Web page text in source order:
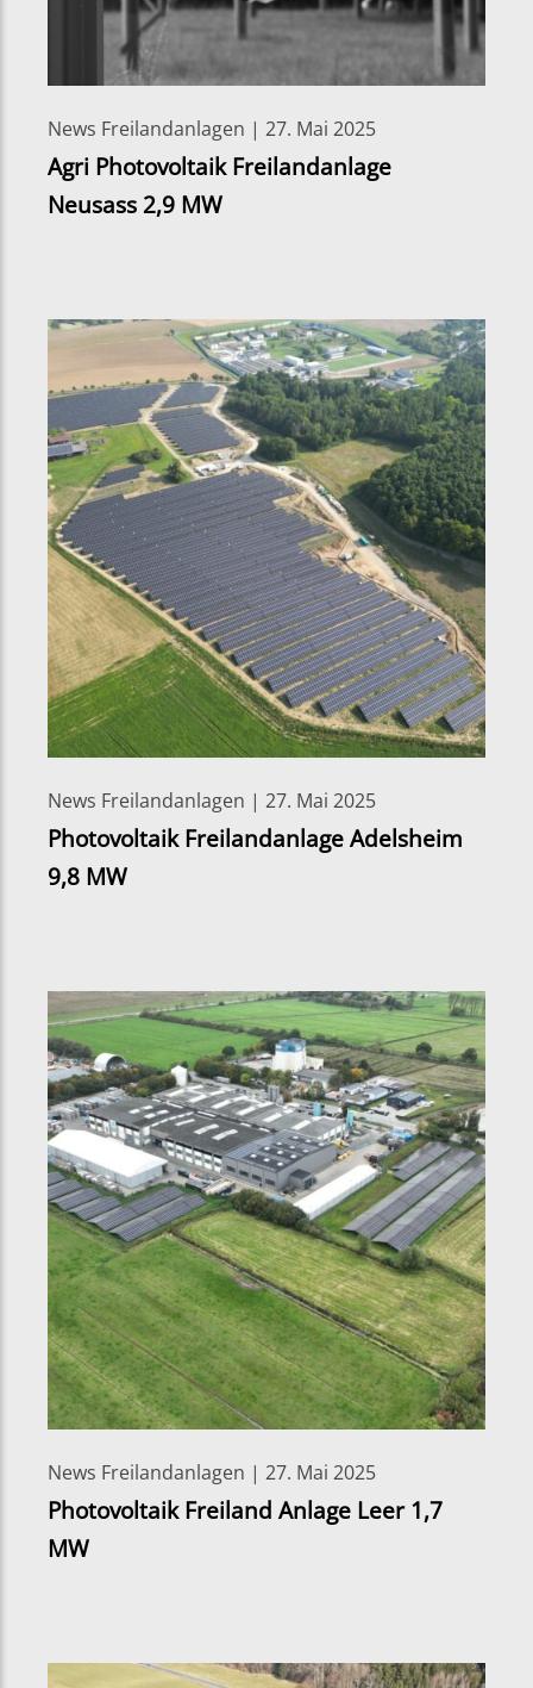
News Freilandanlagen | 27. Mai 2025
Agri Photovoltaik Freilandanlage
Neusass 2,9 MW
News Freilandanlagen | 27. Mai 2025
Photovoltaik Freilandanlage Adelsheim
9,8 MW
News Freilandanlagen | 27. Mai 2025
Photovoltaik Freiland Anlage Leer 1,7
MW